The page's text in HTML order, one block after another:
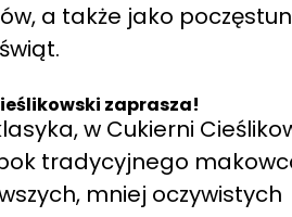
a także jako
zaprasza!
w Cukierni
tradycyjnego
mniej oczywistych